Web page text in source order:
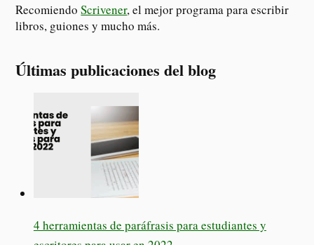
RecomiendoScrivener, el mejor programa para escribir
libros, guiones y mucho más.
Últimas publicaciones del blog
4 herramientas de paráfrasis para estudiantes y